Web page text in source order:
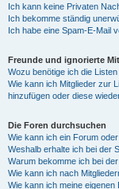
Ich kann keine Privaten
Ich bekomme ständig
Ich habe eine Spam-E-Mail
Freunde und ignorierte
Wozu benötige ich die
Wie kann ich Mitglieder zur
hinzufügen oder diese
Die Foren durchsuchen
Wie kann ich ein Forum
Weshalb erhalte ich bei der
Warum bekomme ich bei
Wie kann ich nach
Wie kann ich meine eigenen